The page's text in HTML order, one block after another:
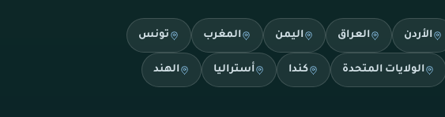
الأردن العراق اليمن المغرب تونس
الولايات المتحدة كندا أستراليا الهند